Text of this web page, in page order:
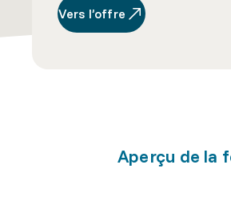
Vers l’offre
Aperçu de la